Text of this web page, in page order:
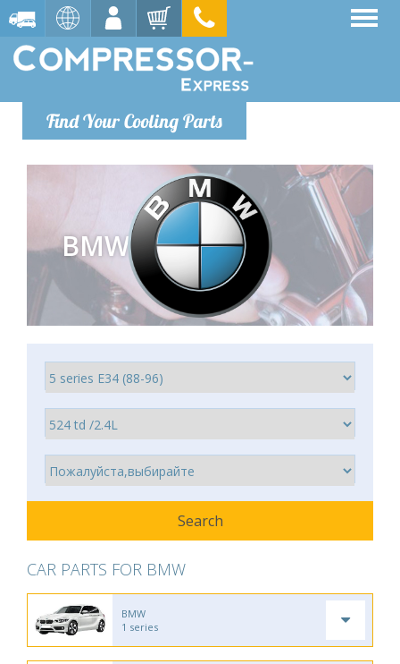
Find Your Cooling Parts
BMW
CAR PARTS FOR BMW
BMW
1 series